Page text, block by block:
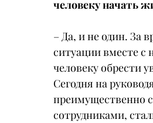
человеку начать
– Да, и не один. За
ситуации вместе с
человеку обрести
Сегодня на
преимущественно
сотрудниками,